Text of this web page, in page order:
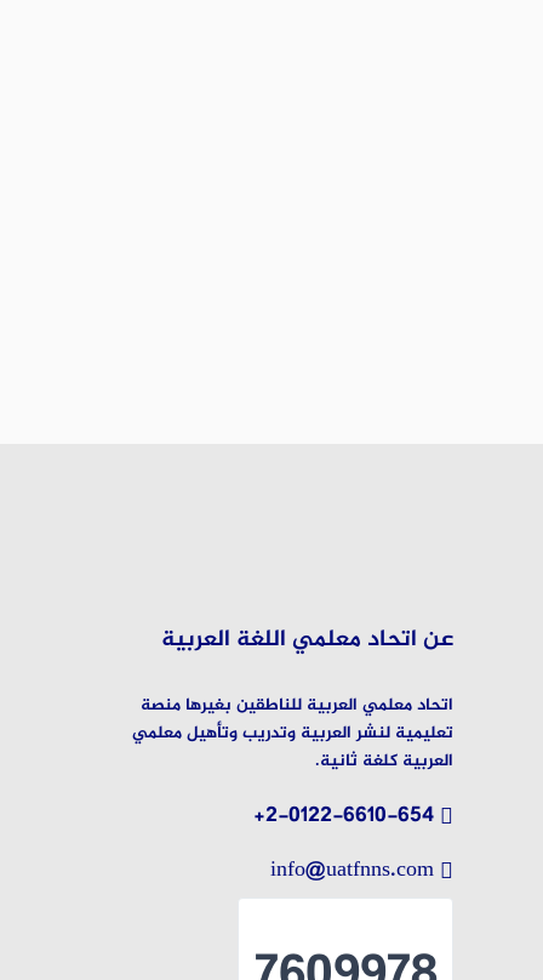
عن اتحاد معلمي اللغة العربية
اتحاد معلمي العربية للناطقين بغيرها منصة
تعليمية لنشر العربية وتدريب وتأهيل معلمي
العربية كلغة ثانية.
2-0122-6610-654+
info@uatfnns.com